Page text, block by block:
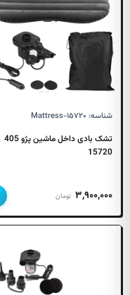
شناسه: Mattress-۱۵۷۲۰
تشک بادی داخل ماشین پژو 405
15720
۳,۹۰۰,۰۰۰ تومان